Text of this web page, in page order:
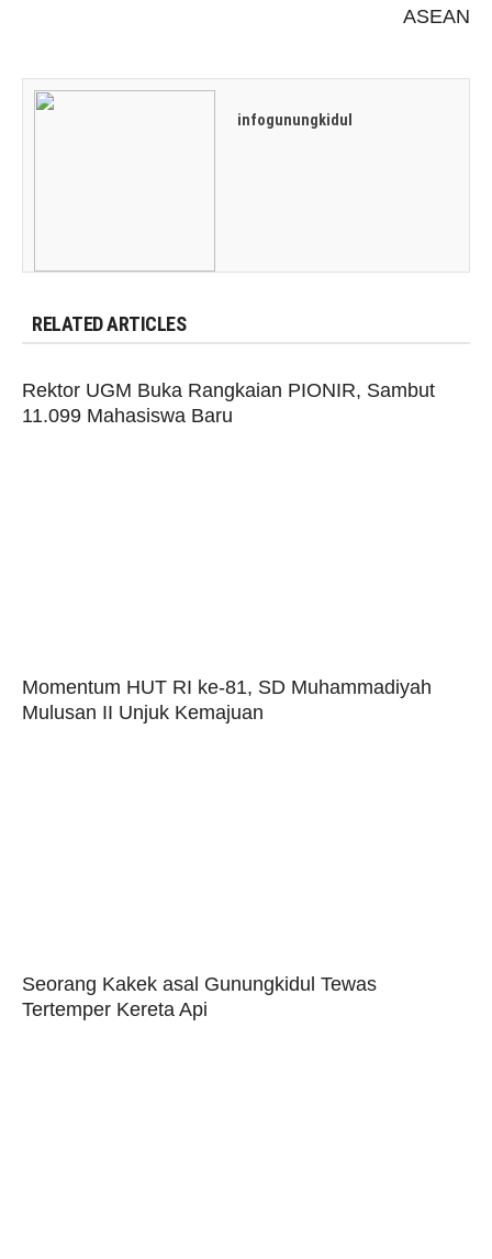
ASEAN
infogunungkidul
RELATED ARTICLES
Rektor UGM Buka Rangkaian PIONIR, Sambut
11.099 Mahasiswa Baru
Momentum HUT RI ke-81, SD Muhammadiyah
Mulusan II Unjuk Kemajuan
Seorang Kakek asal Gunungkidul Tewas
Tertemper Kereta Api